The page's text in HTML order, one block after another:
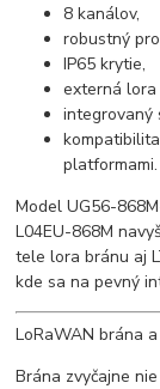
8 kanálov,
robustný
IP65 krytie,
externá
integrovaný
platformami.
Model UG56-
L04EU-868M
tele lora bránu aj
kde sa na pevný
LoRaWAN brána
Brána zvyčajne